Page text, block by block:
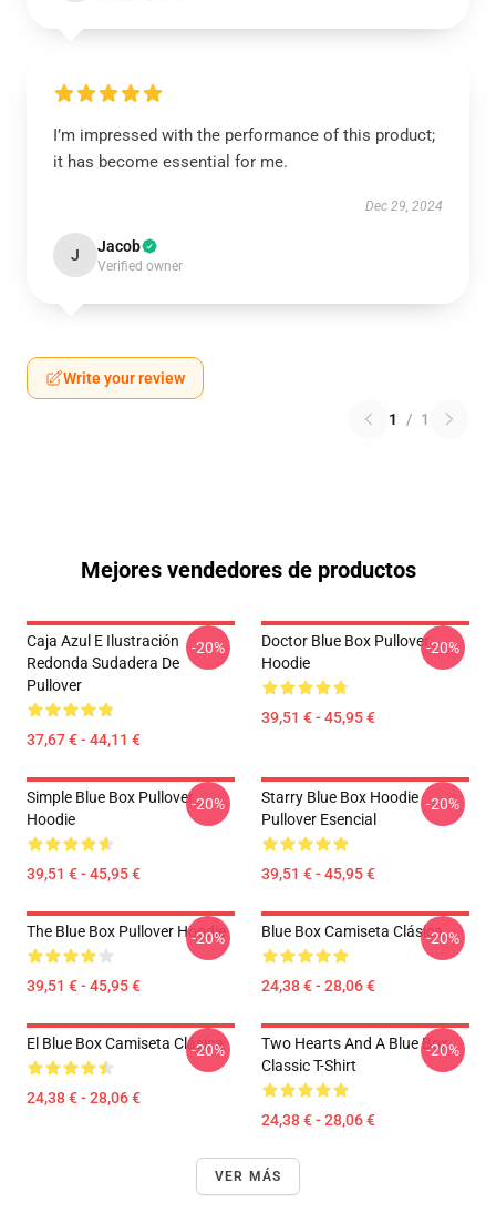
I’m impressed with the performance of this product;
it has become essential for me.
Dec 29, 2024
J Jacob
Verified owner
Write your review
1 / 1
Mejores vendedores de productos
Caja Azul E Ilustración
Redonda Sudadera De
Pullover
37,67 € - 44,11 €
-20%
Doctor Blue Box Pullover
Hoodie
39,51 € - 45,95 €
-20%
Simple Blue Box Pullover
Hoodie
39,51 € - 45,95 €
-20%
Starry Blue Box Hoodie
Pullover Esencial
39,51 € - 45,95 €
-20%
The Blue Box Pullover Hoodie
39,51 € - 45,95 €
-20% Blue Box Camiseta Clásica
24,38 € - 28,06 €
-20%
El Blue Box Camiseta Clásica
24,38 € - 28,06 €
-20%
Two Hearts And A Blue Box
Classic T-Shirt
24,38 € - 28,06 €
-20%
VER MÁS